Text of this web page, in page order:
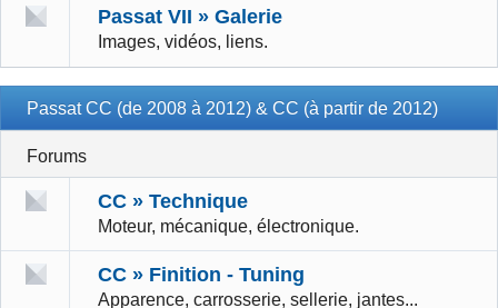
Passat VII » Galerie
Images, vidéos, liens.
Passat CC (de 2008 à 2012) & CC (à partir de 2012)
Forums
CC » Technique
Moteur, mécanique, électronique.
CC » Finition - Tuning
Apparence, carrosserie, sellerie, jantes...